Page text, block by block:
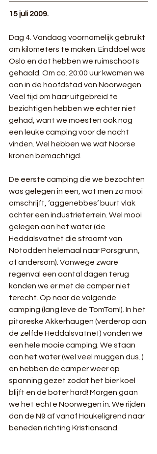
15 juli 2009.
Dag 4. Vandaag voornamelijk gebruikt
om kilometers te maken. Einddoel was
Oslo en dat hebben we ruimschoots
gehaald. Om ca. 20:00 uur kwamen we
aan in de hoofdstad van Noorwegen.
Veel tijd om haar uitgebreid te
bezichtigen hebben we echter niet
gehad, want we moesten ook nog
een leuke camping voor de nacht
vinden. Wel hebben we wat Noorse
kronen bemachtigd.
De eerste camping die we bezochten
was gelegen in een, wat men zo mooi
omschrijft, ‘aggenebbes‘ buurt vlak
achter een industrieterrein. Wel mooi
gelegen aan het water (de
Heddalsvatnet die stroomt van
Notodden helemaal naar Porsgrunn,
of andersom). Vanwege zware
regenval een aantal dagen terug
konden we er met de camper niet
terecht. Op naar de volgende
camping (lang leve de TomTom!). In het
pitoreske Akkerhaugen (verderop aan
de zelfde Heddalsvatnet) vonden we
een hele mooie camping. We staan
aan het water (wel veel muggen dus..)
en hebben de camper weer op
spanning gezet zodat het bier koel
blijft en de boter hard! Morgen gaan
we het echte Noorwegen in. We rijden
dan de N9 af vanaf Haukeligrend naar
beneden richting Kristiansand.